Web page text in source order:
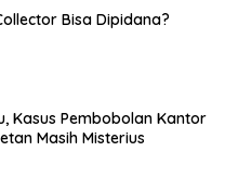
Bisa Dipidana?
Kasus Pembobolan Kantor
Masih Misterius